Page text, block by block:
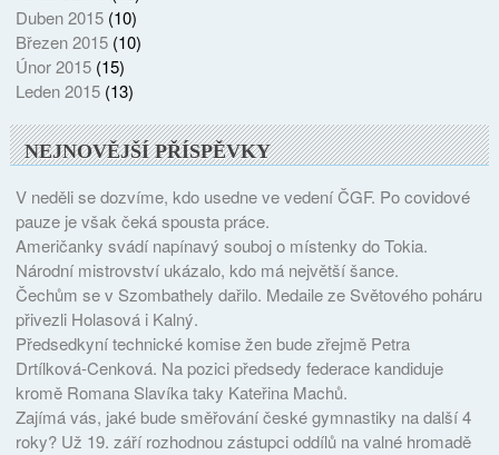
Duben 2015(10)
Březen 2015(10)
Únor 2015(15)
Leden 2015(13)
NEJNOVĚJŠÍ PŘÍSPĚVKY
V neděli se dozvíme, kdo usedne ve vedení ČGF. Po covidové
pauze je však čeká spousta práce.
Američanky svádí napínavý souboj o místenky do Tokia.
Národní mistrovství ukázalo, kdo má největší šance.
Čechům se v Szombathely dařilo. Medaile ze Světového poháru
přivezli Holasová i Kalný.
Předsedkyní technické komise žen bude zřejmě Petra
Drtílková-Cenková. Na pozici předsedy federace kandiduje
kromě Romana Slavíka taky Kateřina Machů.
Zajímá vás, jaké bude směřování české gymnastiky na další 4
roky? Už 19. září rozhodnou zástupci oddílů na valné hromadě